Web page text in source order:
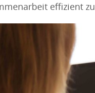
effizient